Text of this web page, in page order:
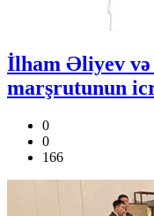
İlham Əliyev və
marşrutunun
0
0
166